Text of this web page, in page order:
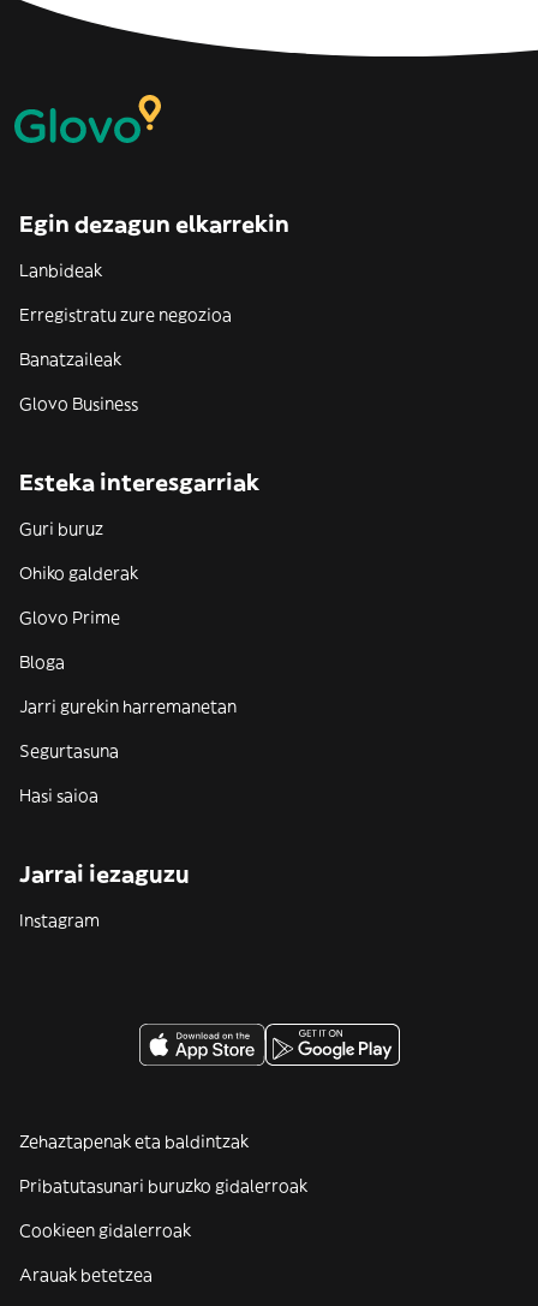
Egin dezagun elkarrekin
Lanbideak
Erregistratu zure negozioa
Banatzaileak
Glovo Business
Esteka interesgarriak
Guri buruz
Ohiko galderak
Glovo Prime
Bloga
Jarri gurekin harremanetan
Segurtasuna
Hasi saioa
Jarrai iezaguzu
Instagram
Zehaztapenak eta baldintzak
Pribatutasunari buruzko gidalerroak
Cookieen gidalerroak
Arauak betetzea